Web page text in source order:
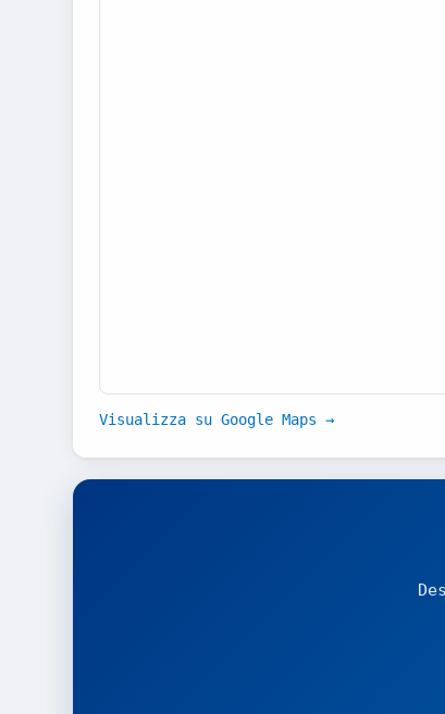
Visualizza su Google Maps →